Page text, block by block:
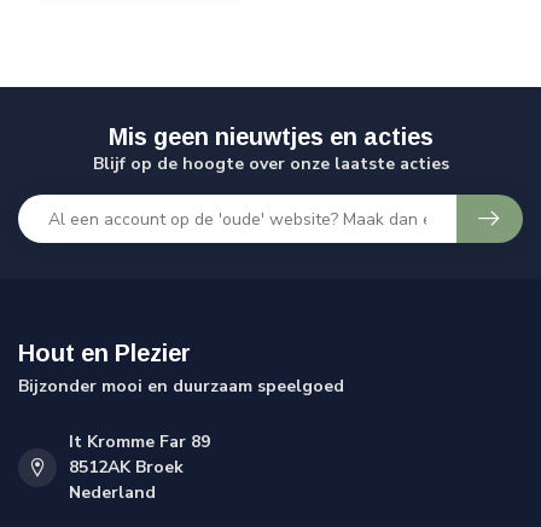
Mis geen nieuwtjes en acties
Blijf op de hoogte over onze laatste acties
Hout en Plezier
Bijzonder mooi en duurzaam speelgoed
It Kromme Far 89
8512AK Broek
Nederland